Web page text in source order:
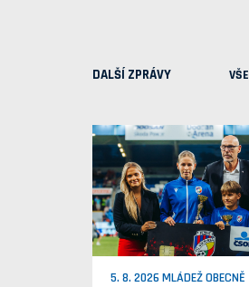
DALŠÍ ZPRÁVY VŠE
5. 8. 2026 MLÁDEŽ OBECNĚ